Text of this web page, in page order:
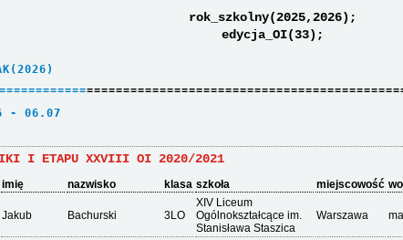
rok_szkolny(2025,2026);
edycja_OI(33);
============
- 06.07
I ETAPU XXVIII OI 2020/2021
imię nazwisko klasa szkoła miejscowość
Jakub Bachurski 3LO
XIV Liceum
Ogólnokształcące im.
Stanisława Staszica
Warszawa